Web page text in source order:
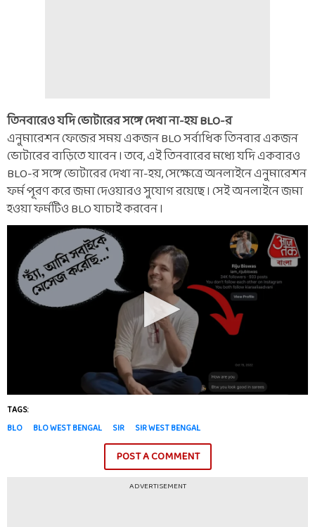
তিনবারেও যদি ভোটারের সঙ্গে দেখা না-হয় BLO-র
এনুমারেশন ফেজের সময় একজন BLO সর্বাধিক তিনবার একজন
ভোটারের বাড়িতে যাবেন ৷ তবে, এই তিনবারের মধ্যে যদি একবারও
BLO-র সঙ্গে ভোটারের দেখা না-হয়, সেক্ষেত্রে অনলাইনে এনুমারেশন
ফর্ম পূরণ করে জমা দেওয়ারও সুযোগ রয়েছে ৷ সেই অনলাইনে জমা
হওয়া ফর্মটিও BLO যাচাই করবেন ৷
TAGS:
BLO
BLO WEST BENGAL SIR SIR WEST BENGAL
POST A COMMENT
ADVERTISEMENT